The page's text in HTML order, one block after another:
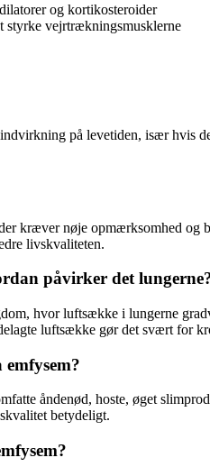
og kortikosteroider
styrke vejrtrækningsmusklerne
på levetiden, især hvis
kræver nøje opmærksomhed og
livskvaliteten.
påvirker det
hvor luftsække i lungerne
luftsække gør det svært for
åndenød, hoste, øget
betydeligt.